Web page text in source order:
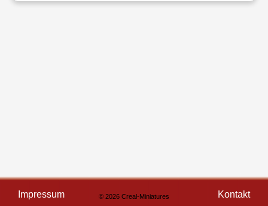
Impressum © 2026 Creal-Miniatures Kontakt